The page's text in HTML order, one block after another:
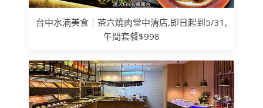
台中水湳美食｜茶六燒肉堂中清店,即日起到5/31,
午間套餐$998